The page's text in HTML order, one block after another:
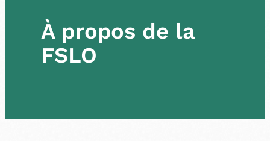
À propos de la
FSLO